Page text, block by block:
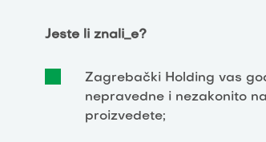
Jeste li znali_e?
Zagrebački Holding vas
nepravedne i nezakonito
proizvedete;